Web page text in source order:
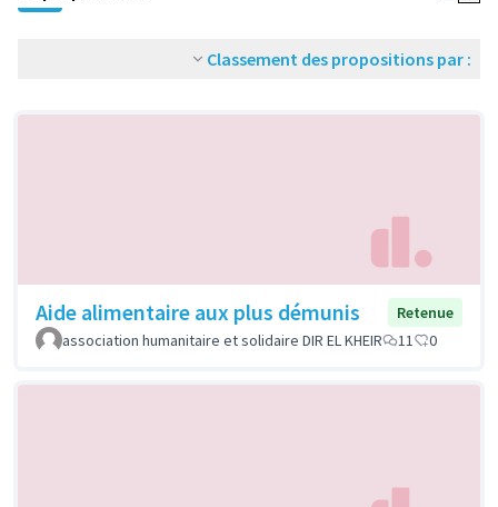
Classement des propositions par :
Aide alimentaire aux plus démunis
Retenue
association humanitaire et solidaire DIR EL KHEIR
11 0